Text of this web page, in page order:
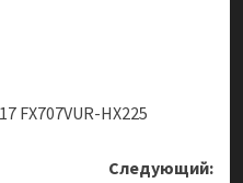
FX707VUR-HX225
Следующий: